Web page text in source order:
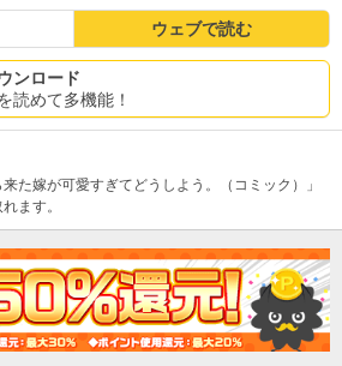
ウェブで読む
ンロード
読めて多機能！
た嫁が可愛すぎてどうしよう。（コミック）」
ます。